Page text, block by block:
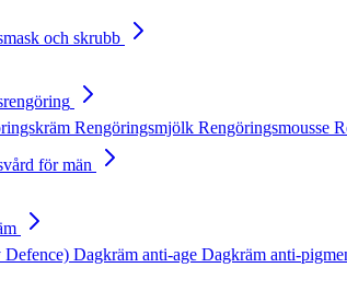
och skrubb
Rengöringsmjölk Rengöringsmousse
för män
Dagkräm anti-age Dagkräm anti-